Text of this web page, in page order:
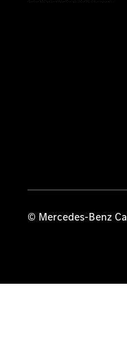
© Mercedes-Benz